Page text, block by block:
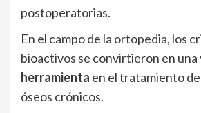
postoperatorias.
En el campo de la ortopedia, los
bioactivos se convirtieron en una
herramienta en el tratamiento
óseos crónicos.